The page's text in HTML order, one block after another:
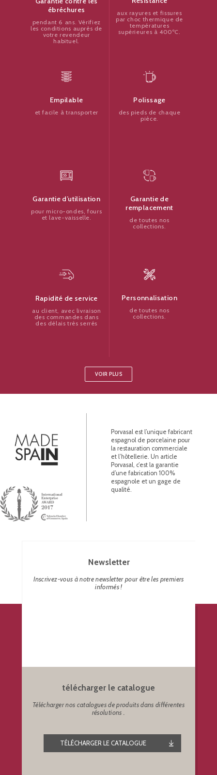
ébréchures
pendant 6 ans. Vérifiez
les conditions auprès de
votre revendeur
habituel.
aux rayures et fissures
par choc thermique de
températures
supérieures à 400ºC.
Empilable
et facile à transporter
Polissage
des pieds de chaque
pièce.
Garantie d’utilisation
pour micro-ondes, fours
et lave-vaisselle.
Garantie de
remplacement
de toutes nos
collections.
Rapidité de service
au client, avec livraison
des commandes dans
des délais très serrés
Personnalisation
de toutes nos
collections.
VOIR PLUS
Porvasal est l’unique fabricant
espagnol de porcelaine pour
la restauration commerciale
et l’hôtellerie. Un article
Porvasal, c’est la garantie
d’une fabrication 100%
espagnole et un gage de
qualité.
Newsletter
Inscrivez-vous à notre newsletter pour être les premiers
informés !
télécharger le catalogue
Télécharger nos catalogues de produits dans différentes
résolutions .
TÉLÉCHARGER LE CATALOGUE